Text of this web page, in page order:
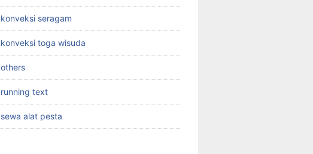
konveksi seragam
konveksi toga wisuda
others
running text
sewa alat pesta